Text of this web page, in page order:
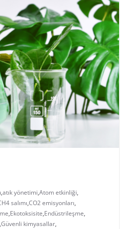
,atık yönetimi,Atom etkinliği,
salımı,CO2 emisyonları,
,Ekotoksisite,Endüstrileşme,
,Güvenli kimyasallar,